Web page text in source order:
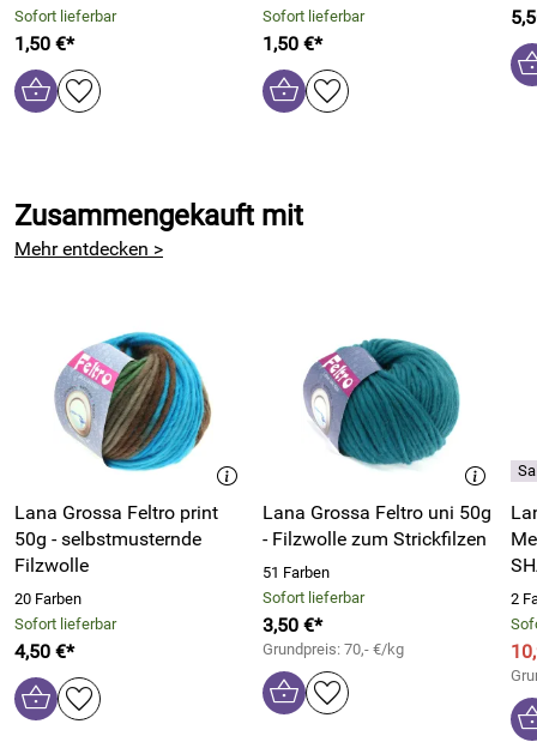
Sofort lieferbar
1,50 €*
Sofort lieferbar
1,50 €*
Zusammengekauft mit
Mehr entdecken >
Lana Grossa Feltro print
50g - selbstmusternde
Filzwolle
20 Farben
Sofort lieferbar
4,50 €*
Lana Grossa Feltro uni 50g
- Filzwolle zum Strickfilzen
51 Farben
Sofort lieferbar
3,50 €*
Grundpreis: 70,- €/kg
2